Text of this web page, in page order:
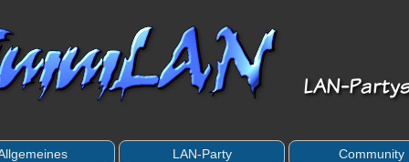
LAN-Party Community